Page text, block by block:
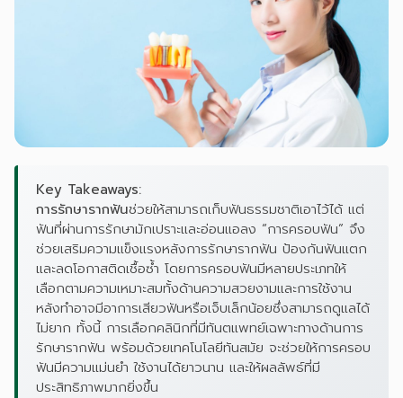
Key Takeaways:
การรักษารากฟันช่วยให้สามารถเก็บฟันธรรมชาติเอาไว้ได้ แต่
ฟันที่ผ่านการรักษามักเปราะและอ่อนแอลง “การครอบฟัน” จึง
ช่วยเสริมความแข็งแรงหลังการรักษารากฟัน ป้องกันฟันแตก
และลดโอกาสติดเชื้อซ้ำ โดยการครอบฟันมีหลายประเภทให้
เลือกตามความเหมาะสมทั้งด้านความสวยงามและการใช้งาน
หลังทำอาจมีอาการเสียวฟันหรือเจ็บเล็กน้อยซึ่งสามารถดูแลได้
ไม่ยาก ทั้งนี้ การเลือกคลินิกที่มีทันตแพทย์เฉพาะทางด้านการ
รักษารากฟัน พร้อมด้วยเทคโนโลยีทันสมัย จะช่วยให้การครอบ
ฟันมีความแม่นยำ ใช้งานได้ยาวนาน และให้ผลลัพธ์ที่มี
ประสิทธิภาพมากยิ่งขึ้น